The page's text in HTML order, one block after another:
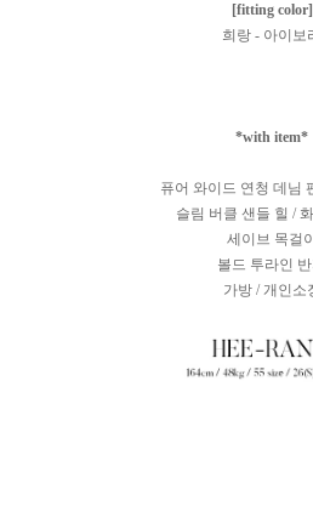
[fitting color]
희랑 - 아이보
*with item*
퓨어 와이드 연청 데님
슬림 버클 샌들 힐 /
세이브 목걸이
볼드 투라인 반
가방 / 개인소